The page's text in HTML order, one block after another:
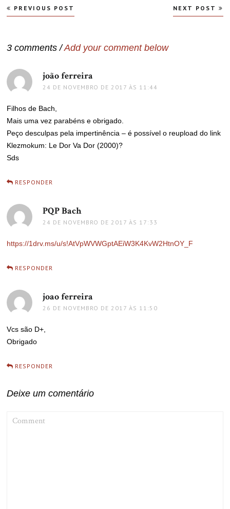
Navegação
de
PREVIOUS POST NEXT POST
3 comments /Add your comment below
joão ferreira
24 DE NOVEMBRO DE 2017 ÀS 11:44
Filhos de Bach,
Mais uma vez parabéns e obrigado.
Peço desculpas pela impertinência – é possível o reupload do link
Klezmokum: Le Dor Va Dor (2000)?
Sds
RESPONDER
PQP Bachdisse:
24 DE NOVEMBRO DE 2017 ÀS 17:33
https://1drv.ms/u/s!AtVpWVWGptAEiW3K4KvW2HtnOY_F
RESPONDER
joao ferreira
26 DE NOVEMBRO DE 2017 ÀS 11:50
Vcs são D+,
Obrigado
RESPONDER
Deixe um comentário